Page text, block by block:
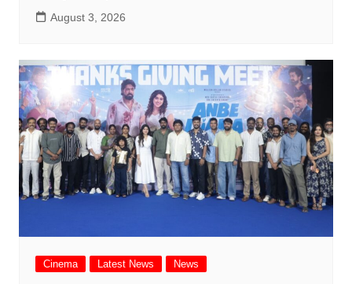
August 3, 2026
Cinema Latest News News